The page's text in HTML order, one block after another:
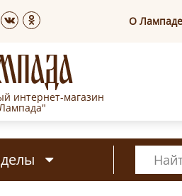
О Лампаде
интернет-магазин